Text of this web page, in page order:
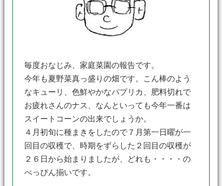
毎度おなじみ、家庭菜園の報告です。
今年も夏野菜真っ盛りの畑です。こん棒のよう
なキューリ、色鮮やかなパプリカ、肥料切れで
お疲れさんのナス、なんといっても今年一番は
スイートコーンの出来でしょうか。
４月初旬に種まきをしたので７月第一日曜が一
回目の収穫で、時期をずらした２回目の収穫が
２６日から始まりましたが、どれも・・・・の
べっぴん揃いです。